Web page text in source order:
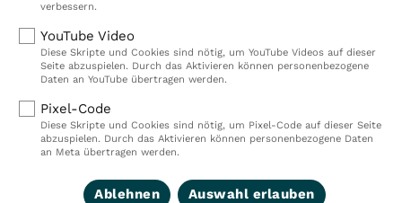
VITREA Deutschland
IMPRESSUM
HINWEISGEBERSYSTEM
AUFSICHTSBEHÖRDEN
verbessern.
YouTube Video
Diese Skripte und Cookies sind nötig, um YouTube Videos auf dieser
Seite abzuspielen. Durch das Aktivieren können personenbezogene
Daten an YouTube übertragen werden.
Pixel-Code
Diese Skripte und Cookies sind nötig, um Pixel-Code auf dieser Seite
abzuspielen. Durch das Aktivieren können personenbezogene Daten
an Meta übertragen werden.
Ablehnen Auswahl erlauben